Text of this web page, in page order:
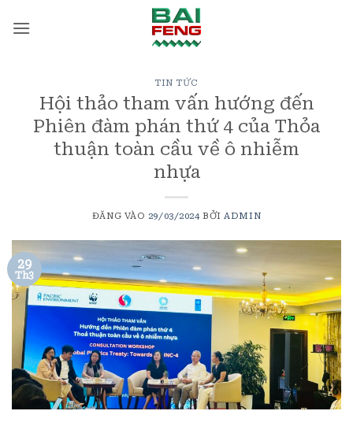
qua
TIN TỨC
Hội thảo tham vấn hướng đến
Phiên đàm phán thứ 4 của Thỏa
thuận toàn cầu về ô nhiễm
nhựa
ĐĂNG VÀO 29/03/2024 BỞI ADMIN
29
Th3